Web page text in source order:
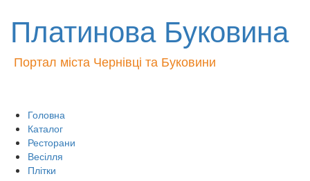
Платинова Буковина
Портал міста Чернівці та Буковини
Головна
Каталог
Ресторани
Весілля
Плітки